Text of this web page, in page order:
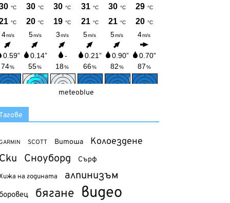
meteoblue
SCOTT Витоша Колоездене
Сноуборд Сърф
на годината алпинизъм
бягане видео